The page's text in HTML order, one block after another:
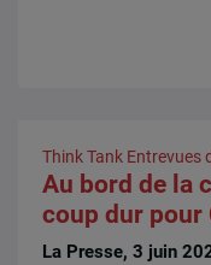
Think Tank Entrevues
Au bord de la
coup dur pour
La Presse, 3 juin